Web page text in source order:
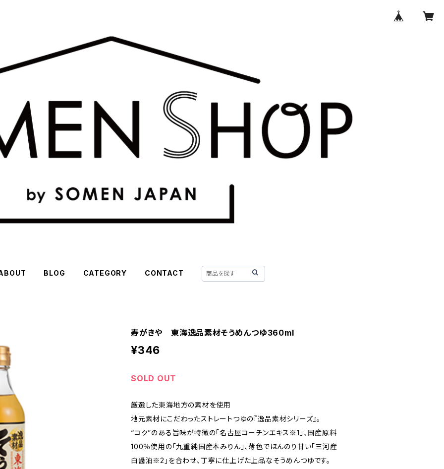
BLOG CATEGORY CONTACT
寿がきや 東海逸品素材そうめんつゆ360ml
¥346
SOLD OUT
厳選した東海地方の素材を使用
地元素材にこだわったストレートつゆの『逸品素材シリーズ』。
“コク”のある旨味が特徴の「名古屋コーチンエキス※1」、国産原料
100％使用の「九重純国産本みりん」、薄色でほんのり甘い「三河産
白醤油※2」を合わせ、丁寧に仕上げた上品なそうめんつゆです。